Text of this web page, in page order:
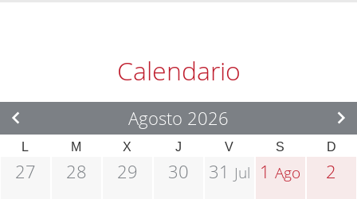
Calendario
Agosto 2026
L M X J V S D
27 28 29 30 31 Jul 1Ago 2